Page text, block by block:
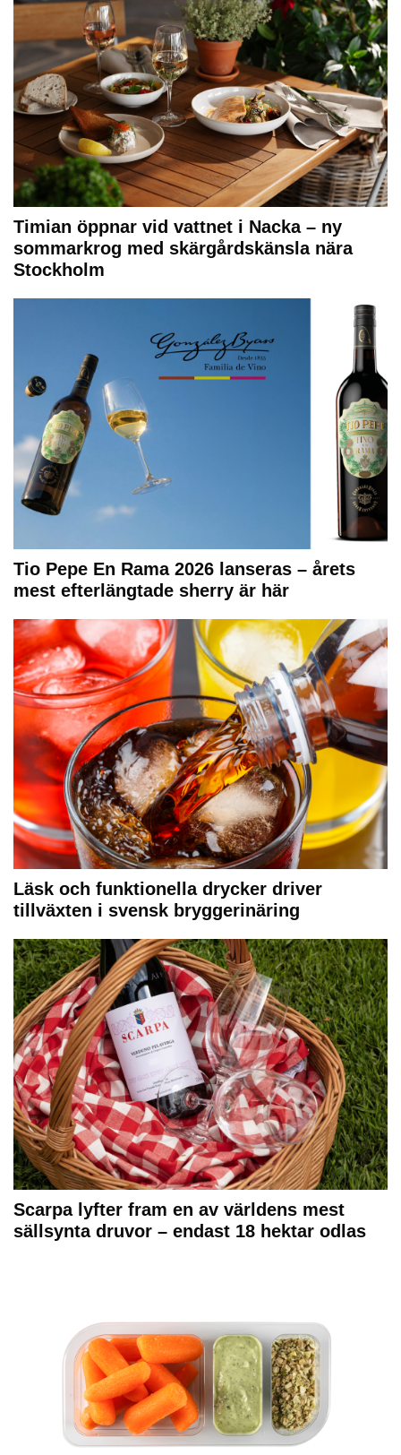
Timian öppnar vid vattnet i Nacka – ny
sommarkrog med skärgårdskänsla nära
Stockholm
Tio Pepe En Rama 2026 lanseras – årets
mest efterlängtade sherry är här
Läsk och funktionella drycker driver
tillväxten i svensk bryggerinäring
Scarpa lyfter fram en av världens mest
sällsynta druvor – endast 18 hektar odlas